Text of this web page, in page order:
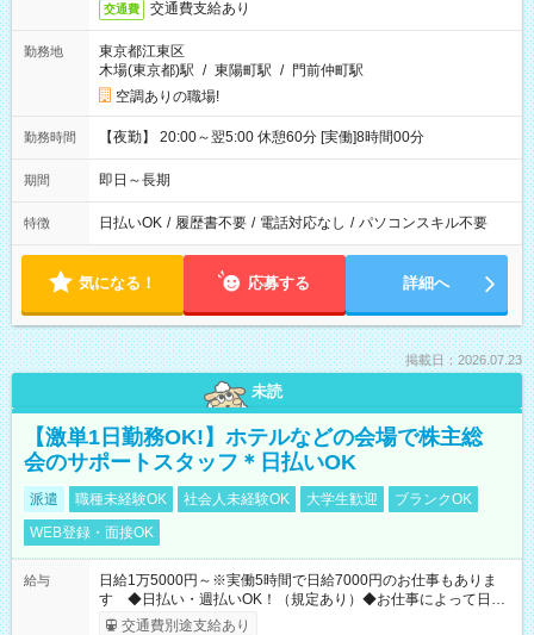
交通費 交通費支給あり
勤務地
東京都江東区
木場(東京都)駅 / 東陽町駅 / 門前仲町駅
空調ありの職場!
勤務時間 【夜勤】 20:00～翌5:00 休憩60分 [実働]8時間00分
期間 即日～長期
特徴 日払いOK / 履歴書不要 / 電話対応なし / パソコンスキル不要
気になる！ 応募する 詳細へ
掲載日：2026.07.23
未読
【激単1日勤務OK!】ホテルなどの会場で株主総
会のサポートスタッフ＊日払いOK
派遣 職種未経験OK 社会人未経験OK 大学生歓迎
ブランクOK
WEB登録・面接OK
給与
日給1万5000円～※実働5時間で日給7000円のお仕事もありま
す ◆日払い・週払いOK！（規定あり）◆お仕事によって日給
も異なります
交通費別途支給あり